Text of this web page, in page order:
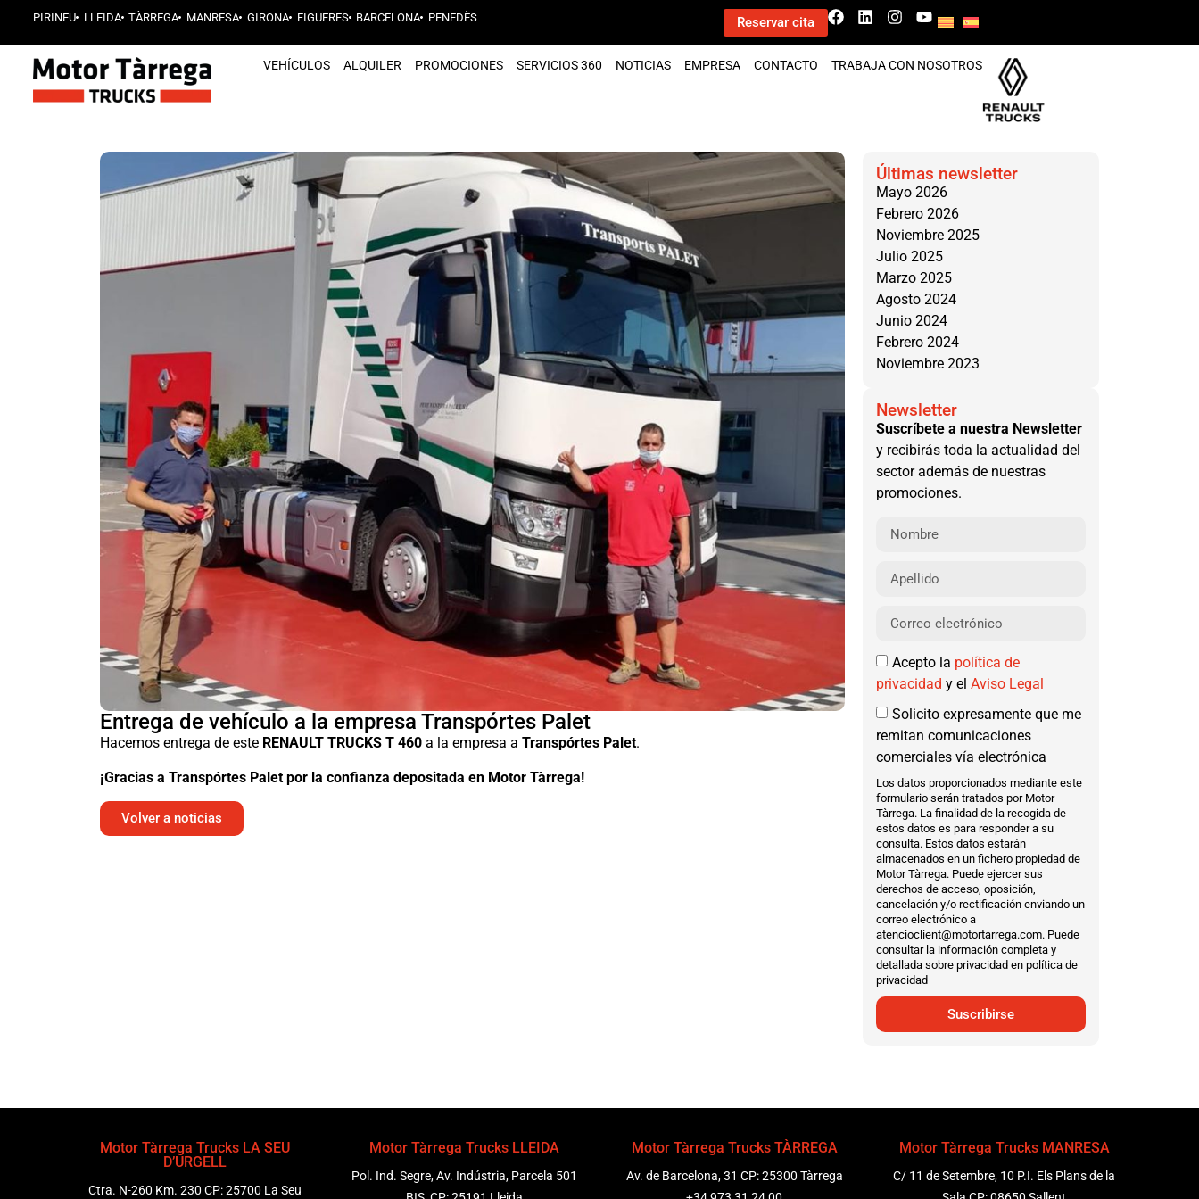
PIRINEU LLEIDA TÀRREGA MANRESA GIRONA FIGUERES BARCELONA PENEDÈS Reservar cita
VEHÍCULOS ALQUILER PROMOCIONES SERVICIOS 360 NOTICIAS EMPRESA CONTACTO TRABAJA CON NOSOTROS
Entrega de vehículo a la empresa Transpórtes Palet
Hacemos entrega de este RENAULT TRUCKS T 460 a la empresa a Transpórtes Palet.
¡Gracias a Transpórtes Palet por la confianza depositada en Motor Tàrrega!
Volver a noticias
Últimas newsletter
Mayo 2026
Febrero 2026
Noviembre 2025
Julio 2025
Marzo 2025
Agosto 2024
Junio 2024
Febrero 2024
Noviembre 2023
Newsletter
Suscríbete a nuestra Newsletter
y recibirás toda la actualidad del
sector además de nuestras
promociones.
Acepto la política de
privacidad y el Aviso Legal
Solicito expresamente que me
remitan comunicaciones
comerciales vía electrónica
Los datos proporcionados mediante este
formulario serán tratados por Motor
Tàrrega. La finalidad de la recogida de
estos datos es para responder a su
consulta. Estos datos estarán
almacenados en un fichero propiedad de
Motor Tàrrega. Puede ejercer sus
derechos de acceso, oposición,
cancelación y/o rectificación enviando un
correo electrónico a
atencioclient@motortarrega.com. Puede
consultar la información completa y
detallada sobre privacidad en política de
privacidad
Suscribirse
Motor Tàrrega Trucks LA SEU
D’URGELL
Ctra. N-260 Km. 230 CP: 25700 La Seu
Motor Tàrrega Trucks LLEIDA
Pol. Ind. Segre, Av. Indústria, Parcela 501
Motor Tàrrega Trucks TÀRREGA
Av. de Barcelona, 31 CP: 25300 Tàrrega
Motor Tàrrega Trucks MANRESA
C/ 11 de Setembre, 10 P.I. Els Plans de la